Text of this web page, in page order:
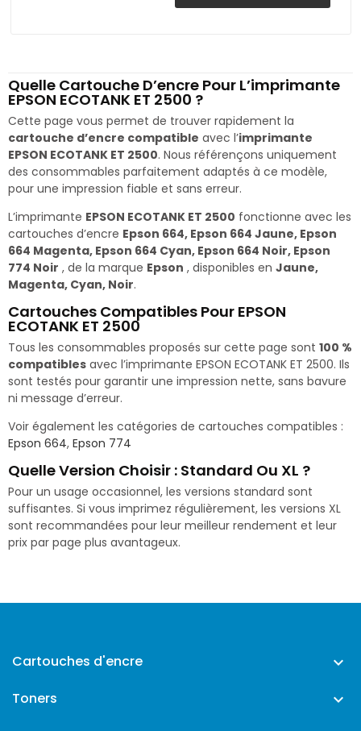
Quelle Cartouche D’encre Pour L’imprimante
EPSON ECOTANK ET 2500 ?
Cette page vous permet de trouver rapidement la
cartouche d’encre compatible avec l’imprimante
EPSON ECOTANK ET 2500. Nous référençons uniquement
des consommables parfaitement adaptés à ce modèle,
pour une impression fiable et sans erreur.
L’imprimante EPSON ECOTANK ET 2500 fonctionne avec les
cartouches d’encre Epson 664, Epson 664 Jaune, Epson
664 Magenta, Epson 664 Cyan, Epson 664 Noir, Epson
774 Noir , de la marque Epson , disponibles en Jaune,
Magenta, Cyan, Noir.
Cartouches Compatibles Pour EPSON
ECOTANK ET 2500
Tous les consommables proposés sur cette page sont 100 %
compatibles avec l’imprimante EPSON ECOTANK ET 2500. Ils
sont testés pour garantir une impression nette, sans bavure
ni message d’erreur.
Voir également les catégories de cartouches compatibles :
Epson 664, Epson 774
Quelle Version Choisir : Standard Ou XL ?
Pour un usage occasionnel, les versions standard sont
suffisantes. Si vous imprimez régulièrement, les versions XL
sont recommandées pour leur meilleur rendement et leur
prix par page plus avantageux.
Cartouches d'encre 
Toners 